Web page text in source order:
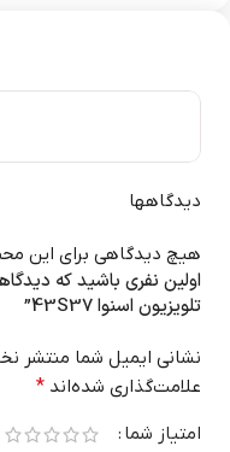
دیدگاهها
هیچ دیدگاهی برای این
اولین نفری باشید که
تلویزیون اسنوا 43S37”
نشانی ایمیل شما منتشر
علامت‌گذاری شده‌اند *
امتیاز شما